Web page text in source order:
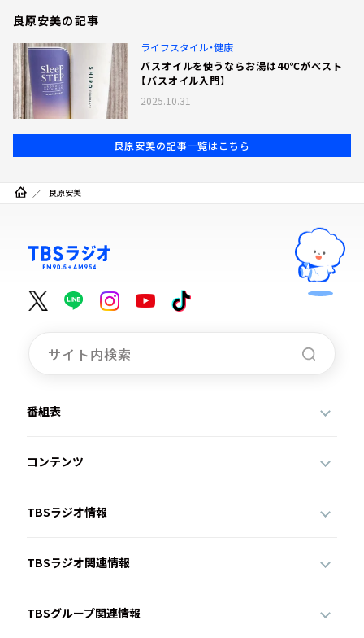
良原安美の記事
ライフスタイル・健康
バスオイルを使うならお湯は40℃がベスト
【バスオイル入門】
2025.10.31
良原安美の記事一覧はこちら
良原安美
番組表
コンテンツ
TBSラジオ情報
TBSラジオ関連情報
TBSグループ関連情報